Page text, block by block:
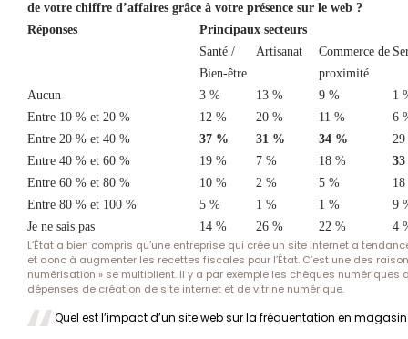
de votre chiffre d’affaires grâce à votre présence sur le web ?
Réponses
Principaux secteurs
Santé /
Bien-être
Artisanat
Commerce de
proximité
Aucun 3 % 13 % 9 %
1
Entre 10 % et 20 %
12 % 20 % 11 %
6
Entre 20 % et 40 %
37 % 31 % 34 %
Entre 40 % et 60 %
19 % 7 % 18 %
Entre 60 % et 80 %
10 % 2 % 5 %
Entre 80 % et 100 %
5 % 1 % 1 %
9
Je ne sais pas
14 % 26 % 22 % 4
L’État a bien compris qu’une entreprise qui crée un site internet a
et donc à augmenter les recettes fiscales pour l’État. C’est une des
numérisation » se multiplient. Il y a par exemple les chèques
dépenses de création de site internet et de vitrine numérique.
Quel est l’impact d’un site web sur la fréquentation en